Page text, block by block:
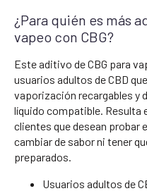
¿Para quién es más
vapeo con CBG?
Este aditivo de CBG para
usuarios adultos de CBD
vaporización recargables y
líquido compatible. Resulta
clientes que desean probar
cambiar de sabor ni tener
preparados.
Usuarios adultos de